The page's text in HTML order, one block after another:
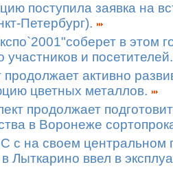
поступила заявка на
Петербург).
в этом
участников и
активно
цветных металлов.
продолжает
в Воронеже
на своем центральном
в Лыткарино ввел в